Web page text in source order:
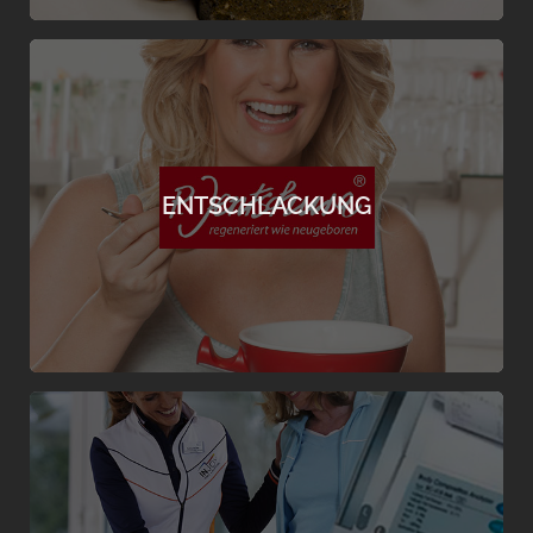
ENTSCHLACKUNG
ENTSÄUERUNG BRINGT DIE TOPFIGUR
Die wenigsten wissen, dass sich auch ein
Übermaß an Säuren in den Problemzonen
ablagert und schlimmstenfalls sogar vierfach ins
Gewicht geht. Mach jetzt den Säure-Basen Test
im INJOY Graz-Nord.
GENAUE BESTIMMUNG DES KÖRPERFETT-
ANTEILES
Mit unserer Körpersegment-Analyse erkennen